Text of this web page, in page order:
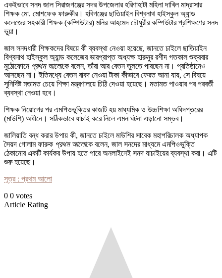
একইভাবে সনদ জাল সিরাজগঞ্জের সদর উপজেলার হরিণাহাটা মহিলা দাখিল মাদ্রাসার
শিক্ষক মো. মোশফেক ফারুকীর। হবিগঞ্জের ছাতিয়াইন বিশ্বনাথ হাইস্কুল অ্যান্ড
কলেজের সহকারী শিক্ষক (কম্পিউটার) মনির আহমেদ চৌধুরীর কম্পিউটার প্রশিক্ষণের সনদ
ভুয়া।
জাল সনদধারী শিক্ষকদের বিষয়ে কী ব্যবস্থা নেওয়া হয়েছে, জানতে চাইলে ছাতিয়াইন
বিশ্বনাথ হাইস্কুল অ্যান্ড কলেজের ভারপ্রাপ্ত অধ্যক্ষ হারুনুর রশীদ গতকাল শুক্রবার
মুঠোফোনে প্রথম আলোকে বলেন, তাঁরা আর বেতন তুলতে পারছেন না। প্রতিষ্ঠানেও
আসছেন না। ইতিমধ্যে বেতন বাবদ নেওয়া টাকা কীভাবে ফেরত আনা যায়, সে বিষয়ে
সুনির্দিষ্ট মতামত চেয়ে শিক্ষা মন্ত্রণালয়ে চিঠি দেওয়া হয়েছে। মতামত পাওয়ার পর পরবর্তী
ব্যবস্থা নেওয়া হবে।
শিক্ষক নিয়োগের পর এমপিওভুক্তির কাজটি হয় মাধ্যমিক ও উচ্চশিক্ষা অধিদপ্তরের
(মাউশি) অধীনে। সঠিকভাবে যাচাই করে নিলে এমন ঘটনা এড়ানো সম্ভব।
জালিয়াতি বন্ধ করার উপায় কী, জানতে চাইলে মাউশির সাবেক মহাপরিচালক অধ্যাপক
সৈয়দ গোলাম ফারুক প্রথম আলোকে বলেন, জাল সনদের মাধ্যমে এমপিওভুক্তি
ঠেকানোর একটি কার্যকর উপায় হতে পারে অনলাইনেই সনদ যাচাইয়ের ব্যবস্থা করা। এটি
শুরু হয়েছে।
সূত্র : প্রথম আলো
0 0 votes
Article Rating